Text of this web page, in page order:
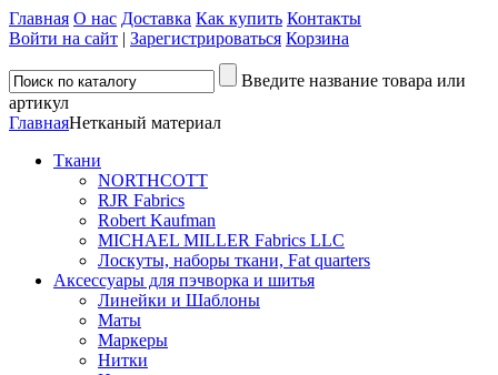
Главная О нас Доставка Как купить Контакты
Войти на сайт | Зарегистрироваться Корзина
Введите название товара или
артикул
ГлавнаяНетканый материал
Ткани
NORTHCOTT
RJR Fabrics
Robert Kaufman
MICHAEL MILLER Fabrics LLC
Лоскуты, наборы ткани, Fat quarters
Аксессуары для пэчворка и шитья
Линейки и Шаблоны
Маты
Маркеры
Нитки